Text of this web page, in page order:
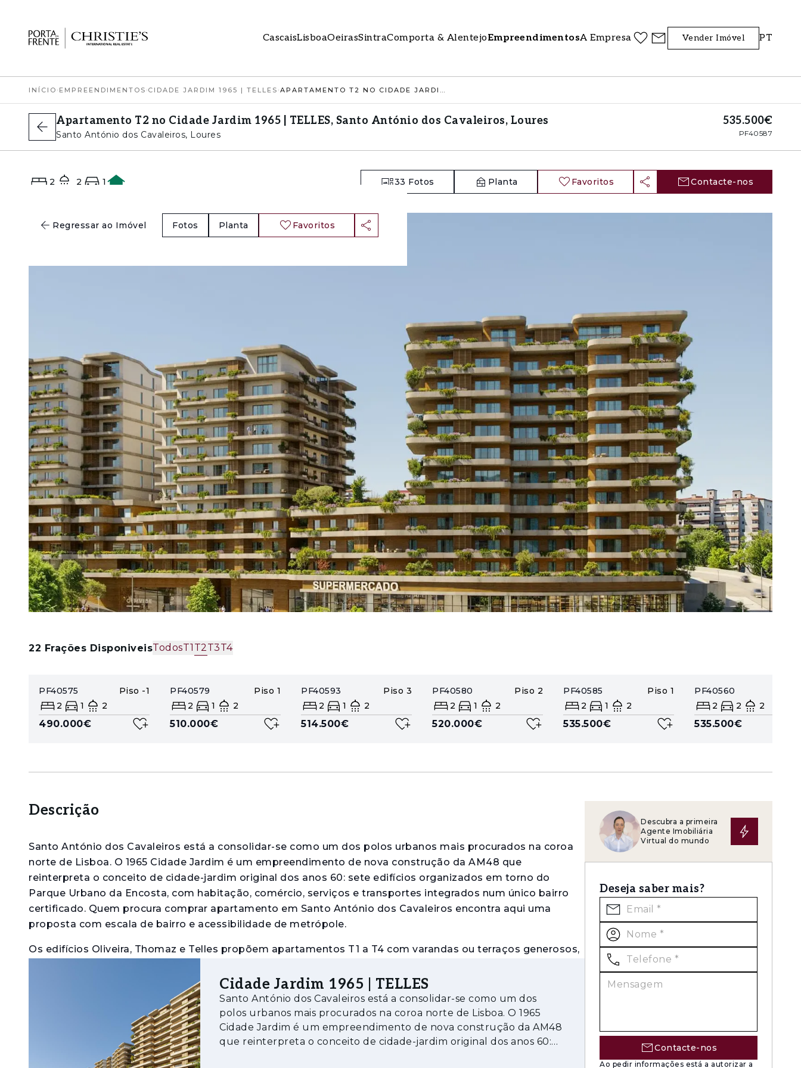
CascaisLisboaOeirasSintraComporta & AlentejoEmpreendimentosA Empresa Vender Imóvel PT
INÍCIO › EMPREENDIMENTOS ›CIDADE JARDIM 1965 | TELLES › APARTAMENTO T2 NO CIDADE JARDIM 1965 | TELLES, SANTO ANTÓNIO DOS CAVALEIROS, LOURES
Apartamento T2 no Cidade Jardim 1965 | TELLES, Santo António dos Cavaleiros, Loures
Santo António dos Cavaleiros, Loures
535.500€
PF40587
2 2 1 33 Fotos Planta Favoritos Contacte-nos
22 Frações DisponiveisTodosT1 T2T3T4
PF40575 Piso -1
2
1 2
490.000€
PF40579 Piso 1
2
1 2
510.000€
PF40593 Piso 3
2
1 2
514.500€
PF40580 Piso 2
2
1 2
520.000€
PF40585 Piso 1
2
1 2
535.500€
PF40560
2
2 2
535.500€
Descrição
Santo António dos Cavaleiros está a consolidar-se como um dos polos urbanos mais procurados na coroa
norte de Lisboa. O 1965 Cidade Jardim é um empreendimento de nova construção da AM48 que
reinterpreta o conceito de cidade-jardim original dos anos 60: sete edifícios organizados em torno do
Parque Urbano da Encosta, com habitação, comércio, serviços e transportes integrados num único bairro
certificado. Quem procura comprar apartamento em Santo António dos Cavaleiros encontra aqui uma
proposta com escala de bairro e acessibilidade de metrópole.
Os edifícios Oliveira, Thomaz e Telles propõem apartamentos T1 a T4 com varandas ou terraços generosos,
pavimento em madeira de carvalho, cozinhas totalmente equipadas com eletrodomésticos encastrados e
casas de banho com materiais de referência, climatização embutida que não compromete a leitura dos
espaços, e sala de coworking privativa do condomínio.
Para quem avalia o 1965 Cidade Jardim como investimento imobiliário, existem dois fatores que distinguem
este ativo: a certificação BREEAM, com impacto direto nos custos de operação e na valorização do ativo a
Cidade Jardim 1965 | TELLES
Santo António dos Cavaleiros está a consolidar-se como um dos
polos urbanos mais procurados na coroa norte de Lisboa. O 1965
Cidade Jardim é um empreendimento de nova construção da AM48
que reinterpreta o conceito de cidade-jardim original dos anos 60:
Descubra a primeira
Agente Imobiliária
Virtual do mundo
Deseja saber mais?
Contacte-nos
Ao pedir informações está a autorizar a
Regressar ao Imóvel Fotos Planta Favoritos